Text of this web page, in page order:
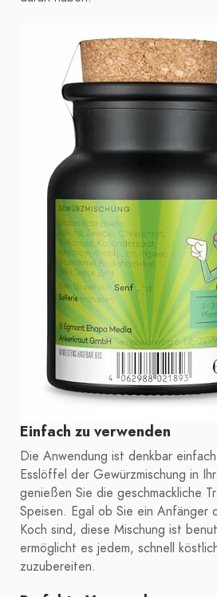
Einfach zu verwenden
Die Anwendung ist denkbar
Esslöffel der Gewürzmischung in
genießen Sie die geschmackliche
Speisen. Egal ob Sie ein Anfänger
Koch sind, diese Mischung ist
ermöglicht es jedem, schnell
zuzubereiten.